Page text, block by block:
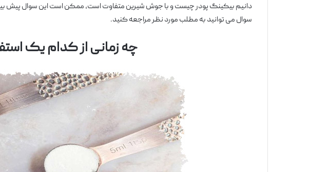
دانیم بیکینگ پودر چیست و با جوش شیرین متفاوت است، ممکن است این سوال پیش
سوال می توانید به مطلب مورد نظر مراجعه کنید.
چه زمانی از کدام یک